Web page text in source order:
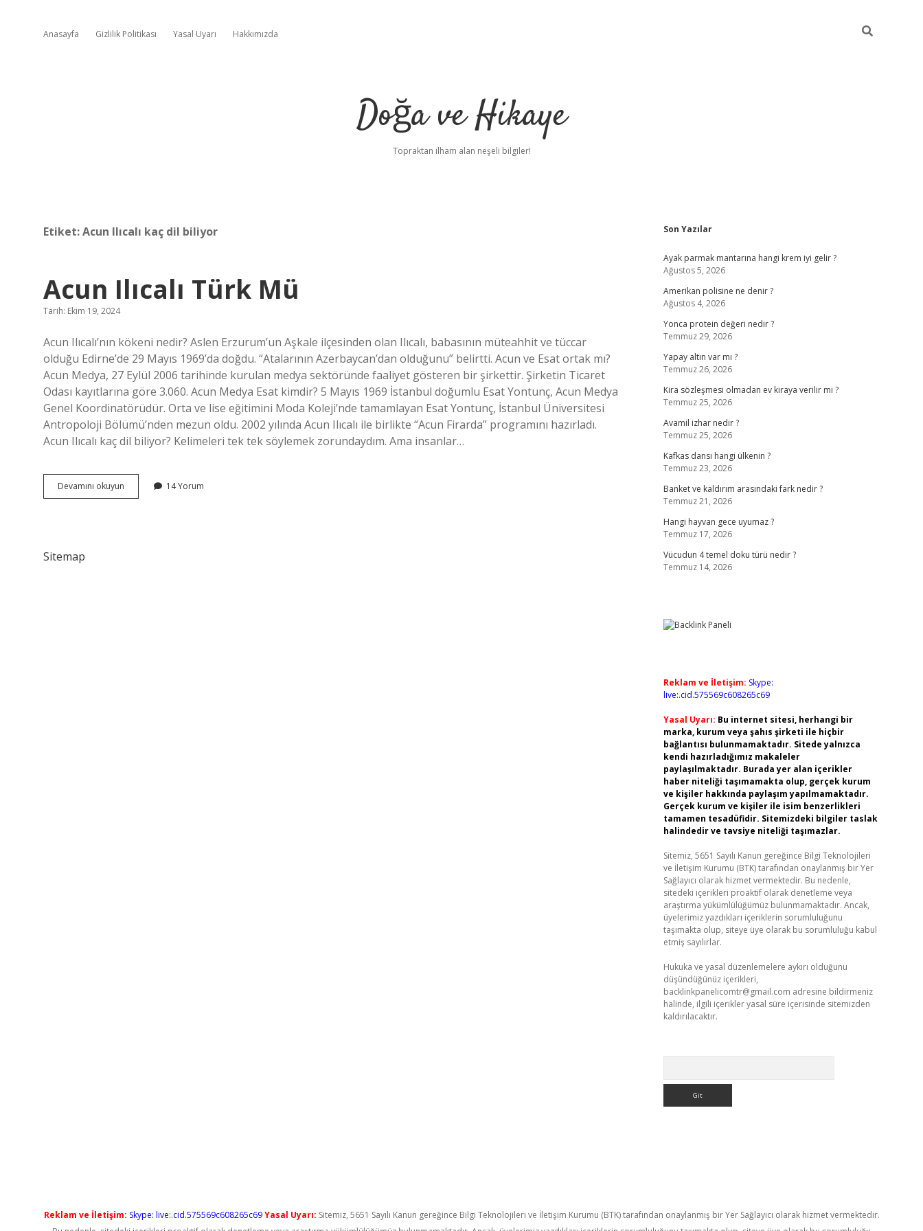
Anasayfa Gizlilik Politikası Yasal Uyarı Hakkımızda
Doğa ve Hikaye
Topraktan ilham alan neşeli bilgiler!
Etiket:Acun Ilıcalı kaç dil biliyor
Acun Ilıcalı Türk Mü
Tarih: Ekim 19, 2024
Acun Ilıcalı’nın kökeni nedir? Aslen Erzurum’un Aşkale ilçesinden olan Ilıcalı, babasının müteahhit ve tüccar
olduğu Edirne’de 29 Mayıs 1969’da doğdu. “Atalarının Azerbaycan’dan olduğunu” belirtti. Acun ve Esat ortak mı?
Acun Medya, 27 Eylül 2006 tarihinde kurulan medya sektöründe faaliyet gösteren bir şirkettir. Şirketin Ticaret
Odası kayıtlarına göre 3.060. Acun Medya Esat kimdir? 5 Mayıs 1969 İstanbul doğumlu Esat Yontunç, Acun Medya
Genel Koordinatörüdür. Orta ve lise eğitimini Moda Koleji’nde tamamlayan Esat Yontunç, İstanbul Üniversitesi
Antropoloji Bölümü’nden mezun oldu. 2002 yılında Acun Ilıcalı ile birlikte “Acun Firarda” programını hazırladı.
Acun Ilıcalı kaç dil biliyor? Kelimeleri tek tek söylemek zorundaydım. Ama insanlar…
Devamını okuyun
Ilıcalı
14 Yorum
Sitemap
Sidebar
Son Yazılar
Ayak parmak mantarına hangi krem iyi gelir ?
Ağustos 5, 2026
Amerikan polisine ne denir ?
Ağustos 4, 2026
Yonca protein değeri nedir ?
Temmuz 29, 2026
Yapay altın var mı ?
Temmuz 26, 2026
Kira sözleşmesi olmadan ev kiraya verilir mi ?
Temmuz 25, 2026
Avamil izhar nedir ?
Temmuz 25, 2026
Kafkas dansı hangi ülkenin ?
Temmuz 23, 2026
Banket ve kaldırım arasındaki fark nedir ?
Temmuz 21, 2026
Hangi hayvan gece uyumaz ?
Temmuz 17, 2026
Vücudun 4 temel doku türü nedir ?
Temmuz 14, 2026
Reklam ve İletişim: Skype:
live:.cid.575569c608265c69
Yasal Uyarı: Bu internet sitesi, herhangi bir
marka, kurum veya şahıs şirketi ile hiçbir
bağlantısı bulunmamaktadır. Sitede yalnızca
kendi hazırladığımız makaleler
paylaşılmaktadır. Burada yer alan içerikler
haber niteliği taşımamakta olup, gerçek kurum
ve kişiler hakkında paylaşım yapılmamaktadır.
Gerçek kurum ve kişiler ile isim benzerlikleri
tamamen tesadüfidir. Sitemizdeki bilgiler taslak
halindedir ve tavsiye niteliği taşımazlar.
Sitemiz, 5651 Sayılı Kanun gereğince Bilgi Teknolojileri
ve İletişim Kurumu (BTK) tarafından onaylanmış bir Yer
Sağlayıcı olarak hizmet vermektedir. Bu nedenle,
sitedeki içerikleri proaktif olarak denetleme veya
araştırma yükümlülüğümüz bulunmamaktadır. Ancak,
üyelerimiz yazdıkları içeriklerin sorumluluğunu
taşımakta olup, siteye üye olarak bu sorumluluğu kabul
etmiş sayılırlar.
Hukuka ve yasal düzenlemelere aykırı olduğunu
düşündüğünüz içerikleri,
backlinkpanelicomtr@gmail.com adresine bildirmeniz
halinde, ilgili içerikler yasal süre içerisinde sitemizden
kaldırılacaktır.
Reklam ve İletişim: Skype: live:.cid.575569c608265c69 Yasal Uyarı: Sitemiz, 5651 Sayılı Kanun gereğince Bilgi Teknolojileri ve İletişim Kurumu (BTK) tarafından onaylanmış bir Yer Sağlayıcı olarak hizmet vermektedir.